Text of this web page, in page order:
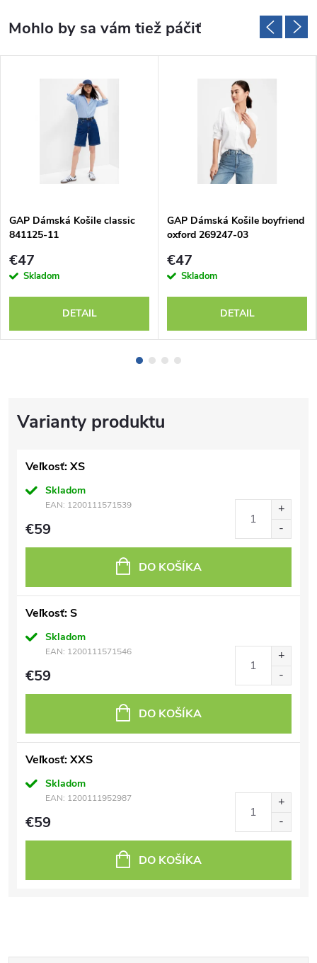
Veľkosť: XS
Skladom
EAN: 1200111571539
€59
DO KOŠÍKA
Veľkosť: S
Skladom
EAN: 1200111571546
€59
DO KOŠÍKA
Veľkosť: XXS
Skladom
EAN: 1200111952987
€59
DO KOŠÍKA
GAP Dámská Košile classic
841125-11
€47
Skladom
DETAIL
GAP Dámská Košile boyfriend
oxford 269247-03
€47
Skladom
DETAIL